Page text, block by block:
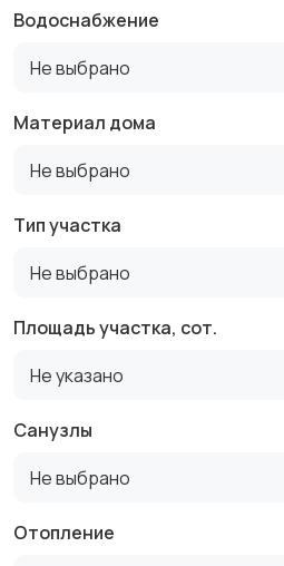
Водоснабжение
Не выбрано
Материал дома
Не выбрано
Тип участка
Не выбрано
Площадь участка, сот.
Не указано
Санузлы
Не выбрано
Отопление